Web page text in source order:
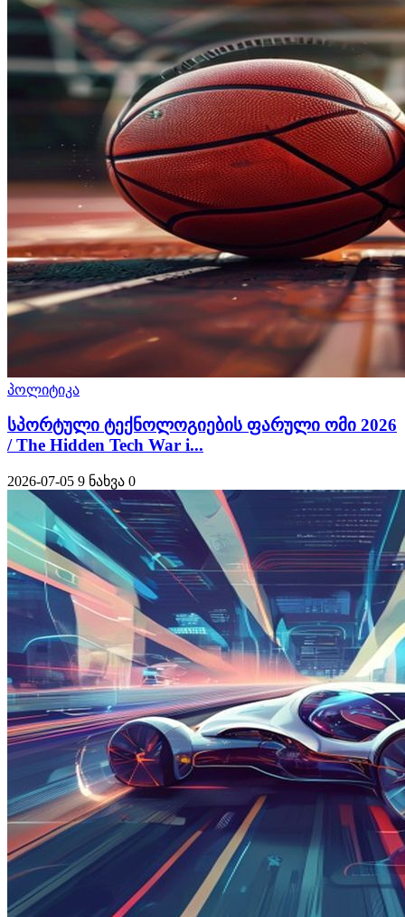
პოლიტიკა
სპორტული ტექნოლოგიების ფარული ომი 2026
/ The Hidden Tech War i...
2026-07-05 9 ნახვა 0